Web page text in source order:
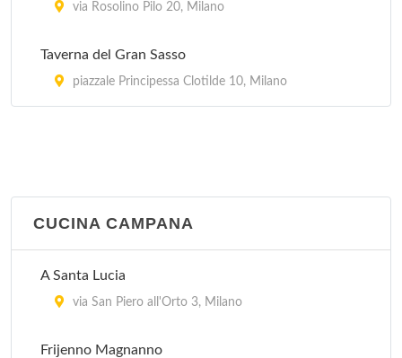
via Rosolino Pilo 20, Milano
Taverna del Gran Sasso
piazzale Principessa Clotilde 10, Milano
CUCINA CAMPANA
A Santa Lucia
via San Piero all'Orto 3, Milano
Frijenno Magnanno